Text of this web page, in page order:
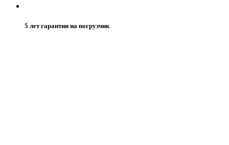
5 лет гарантии на погрузчик